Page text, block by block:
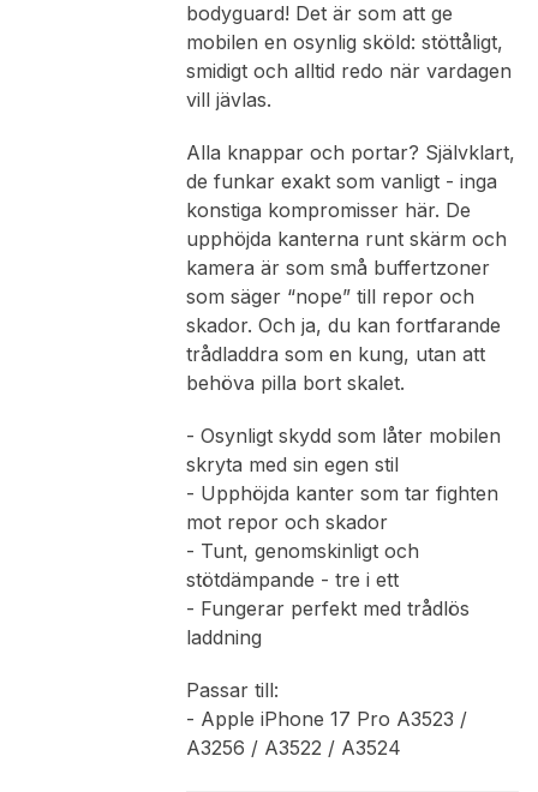
bodyguard! Det är som att ge
mobilen en osynlig sköld: stöttåligt,
smidigt och alltid redo när vardagen
vill jävlas.
Alla knappar och portar? Självklart,
de funkar exakt som vanligt - inga
konstiga kompromisser här. De
upphöjda kanterna runt skärm och
kamera är som små buffertzoner
som säger “nope” till repor och
skador. Och ja, du kan fortfarande
trådladdra som en kung, utan att
behöva pilla bort skalet.
- Osynligt skydd som låter mobilen
skryta med sin egen stil
- Upphöjda kanter som tar fighten
mot repor och skador
- Tunt, genomskinligt och
stötdämpande - tre i ett
- Fungerar perfekt med trådlös
laddning
Passar till:
- Apple iPhone 17 Pro A3523 /
A3256 / A3522 / A3524